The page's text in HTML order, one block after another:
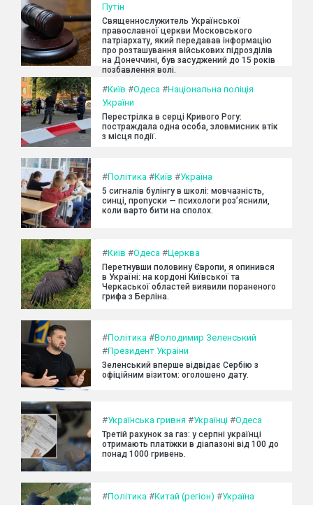
Путін
Священнослужитель Української
православної церкви Московського
патріархату, який передавав інформацію
про розташування військових підрозділів
на Донеччині, був засуджений до 15 років
позбавлення волі.
#Київ #Одеса #Національна поліція
України
Перестрілка в серці Кривого Рогу:
постраждала одна особа, зловмисник втік
з місця події.
#Політика #Київ #Україна
5 сигналів булінгу в школі: мовчазність,
синці, пропуски — психологи роз’яснили,
коли варто бити на сполох.
#Київ #Одеса #Церква
Перетнувши половину Європи, я опинився
в Україні: на кордоні Київської та
Черкаської областей виявили пораненого
грифа з Берліна.
#Політика #Володимир Зеленський
#Президент України
Зеленський вперше відвідає Сербію з
офіційним візитом: оголошено дату.
#Українська гривня #Українці #Одеса
Третій рахунок за газ: у серпні українці
отримають платіжки в діапазоні від 100 до
понад 1000 гривень.
#Політика #Китай (регіон) #Україна